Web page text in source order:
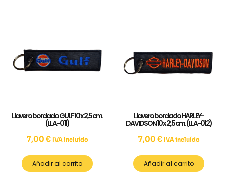
Llavero bordado GULF 10 x 2,5 cm.
(LLA-011)
7,00 € IVA incluído
Añadir al carrito
Llavero bordado HARLEY-
DAVIDSON 10 x 2,5 cm. (LLA-012)
7,00 € IVA incluído
Añadir al carrito